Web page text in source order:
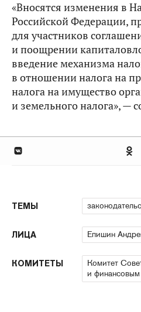
«Вносятся изменения в
Российской Федерации,
для участников
и поощрении
введение механизма
в отношении налога на
налога на имущество
и земельного налога», —
ТЕМЫ
ЛИЦА Епишин
КОМИТЕТЫ
Комитет
и